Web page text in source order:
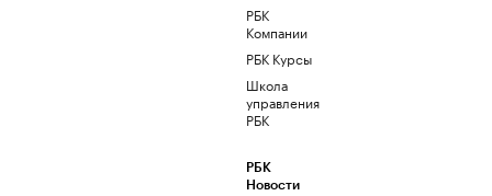
РБК
Компании
РБК Курсы
Школа
управления
РБК
РБК
Новости